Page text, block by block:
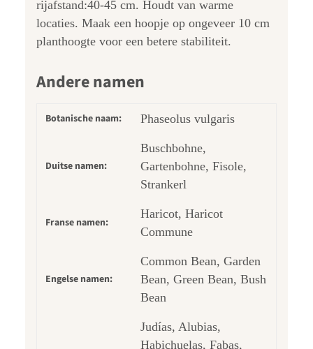
rijafstand:40-45 cm. Houdt van warme
locaties. Maak een hoopje op ongeveer 10 cm
planthoogte voor een betere stabiliteit.
Andere namen
Botanische naam: Phaseolus vulgaris
Duitse namen:
Buschbohne,
Gartenbohne, Fisole,
Strankerl
Franse namen:
Haricot, Haricot
Commune
Engelse namen:
Common Bean, Garden
Bean, Green Bean, Bush
Bean
Judías, Alubias,
Habichuelas, Fabas,